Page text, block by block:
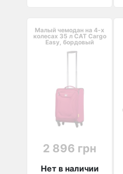
Малый чемодан на 4-х
колесах 35 л CAT Cargo
Easy, бордовый
2 896 грн
Нет в наличии